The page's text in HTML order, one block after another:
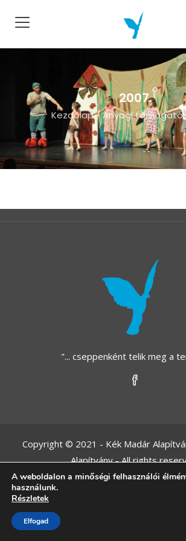
2007.
Kezdõlap/Anyagi
"... cseppenként telik meg a
Copyright © 2021 - Kék Madár
Alapítvány - All rights
Adatvédelmi tájékoztató
A weboldalon a minőségi felhasználói
használunk.
Részletek
Elfogad